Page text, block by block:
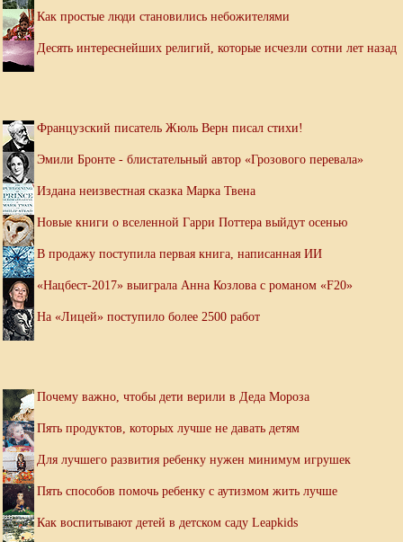
Как простые люди становились небожителями
Десять интереснейших религий, которые исчезли сотни лет назад
Французский писатель Жюль Верн писал стихи!
Эмили Бронте - блистательный автор «Грозового перевала»
Издана неизвестная сказка Марка Твена
Новые книги о вселенной Гарри Поттера выйдут осенью
В продажу поступила первая книга, написанная ИИ
«Нацбест-2017» выиграла Анна Козлова с романом «F20»
На «Лицей» поступило более 2500 работ
Почему важно, чтобы дети верили в Деда Мороза
Пять продуктов, которых лучше не давать детям
Для лучшего развития ребенку нужен минимум игрушек
Пять способов помочь ребенку с аутизмом жить лучше
Как воспитывают детей в детском саду Leapkids